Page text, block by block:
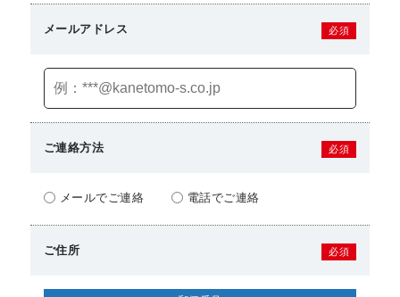
メールアドレス 必須
ご連絡方法 必須
メールでご連絡 電話でご連絡
ご住所 必須